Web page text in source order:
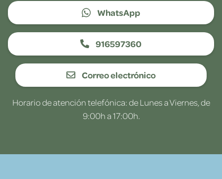
WhatsApp
916597360
Correo electrónico
Horario de atención telefónica: de Lunes a Viernes, de
9:00h a 17:00h.